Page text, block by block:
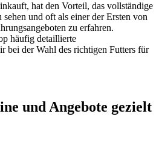
hat den Vorteil, das vollständige
und oft als einer der Ersten von
zu erfahren.
häufig detaillierte
bei der Wahl des richtigen Futters für
und Angebote gezielt